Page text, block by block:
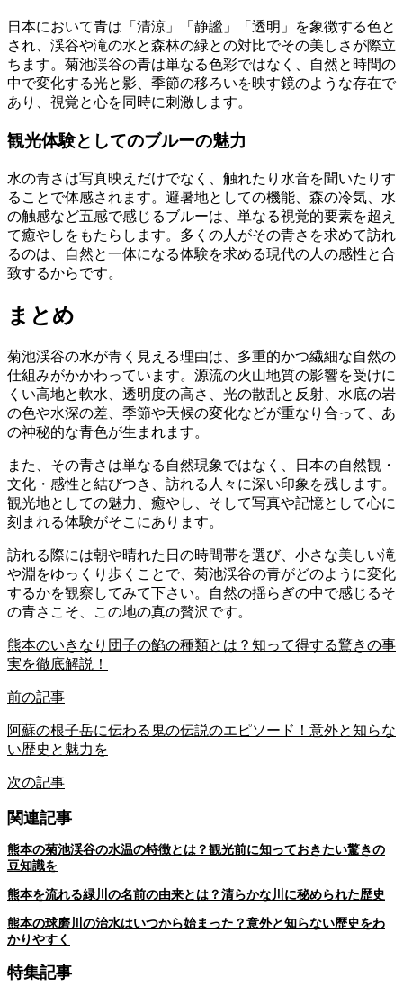
日本において青は「清涼」「静謐」「透明」を象徴する色と
され、渓谷や滝の水と森林の緑との対比でその美しさが際立
ちます。菊池渓谷の青は単なる色彩ではなく、自然と時間の
中で変化する光と影、季節の移ろいを映す鏡のような存在で
あり、視覚と心を同時に刺激します。
観光体験としてのブルーの魅力
水の青さは写真映えだけでなく、触れたり水音を聞いたりす
ることで体感されます。避暑地としての機能、森の冷気、水
の触感など五感で感じるブルーは、単なる視覚的要素を超え
て癒やしをもたらします。多くの人がその青さを求めて訪れ
るのは、自然と一体になる体験を求める現代の人の感性と合
致するからです。
まとめ
菊池渓谷の水が青く見える理由は、多重的かつ繊細な自然の
仕組みがかかわっています。源流の火山地質の影響を受けに
くい高地と軟水、透明度の高さ、光の散乱と反射、水底の岩
の色や水深の差、季節や天候の変化などが重なり合って、あ
の神秘的な青色が生まれます。
また、その青さは単なる自然現象ではなく、日本の自然観・
文化・感性と結びつき、訪れる人々に深い印象を残します。
観光地としての魅力、癒やし、そして写真や記憶として心に
刻まれる体験がそこにあります。
訪れる際には朝や晴れた日の時間帯を選び、小さな美しい滝
や淵をゆっくり歩くことで、菊池渓谷の青がどのように変化
するかを観察してみて下さい。自然の揺らぎの中で感じるそ
の青さこそ、この地の真の贅沢です。
熊本のいきなり団子の餡の種類とは？知って得する驚きの事
実を徹底解説！
前の記事
阿蘇の根子岳に伝わる鬼の伝説のエピソード！意外と知らな
い歴史と魅力を
次の記事
関連記事
熊本の菊池渓谷の水温の特徴とは？観光前に知っておきたい驚きの
豆知識を
熊本を流れる緑川の名前の由来とは？清らかな川に秘められた歴史
熊本の球磨川の治水はいつから始まった？意外と知らない歴史をわ
かりやすく
特集記事